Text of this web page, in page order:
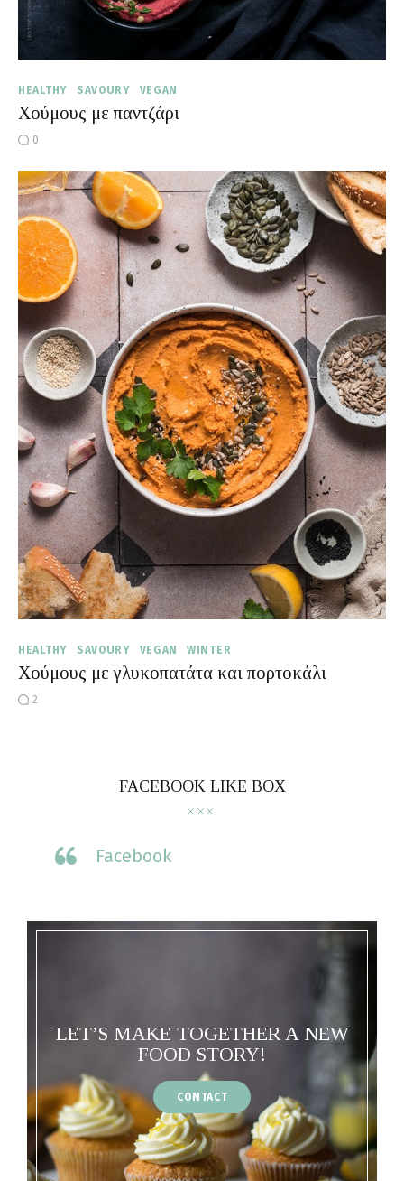
HEALTHY SAVOURY VEGAN
Χούμους με παντζάρι
0
HEALTHY SAVOURY VEGAN WINTER
Χούμους με γλυκοπατάτα και πορτοκάλι
2
FACEBOOK LIKE BOX
Facebook
LET’S MAKE TOGETHER A NEW
FOOD STORY!
CONTACT